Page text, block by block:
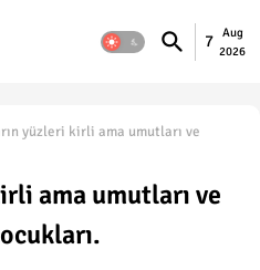
7
Aug
2026
yüzleri kirli ama umutları ve
ama umutları ve